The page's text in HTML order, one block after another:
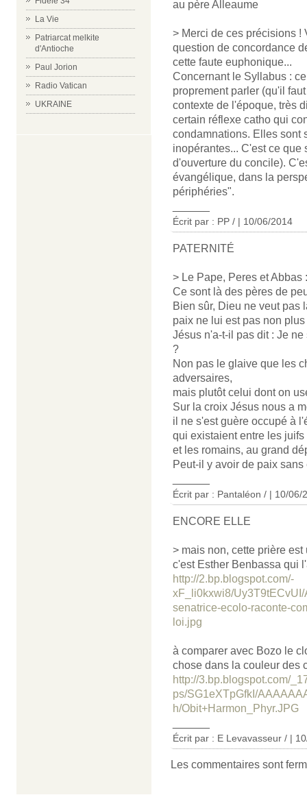
La Vie
Patriarcat melkite
d'Antioche
Paul Jorion
Radio Vatican
UKRAINE
au père Alleaume
> Merci de ces précisions !
question de concordance
cette faute euphonique...
Concernant le Syllabus :
proprement parler (qu'il
contexte de l'époque, très
certain réflexe catho qui
condamnations. Elles sont
inopérantes... C'est ce que
d'ouverture du concile).
évangélique, dans la
périphéries".
Écrit par : PP / | 10/06/2014
PATERNITÉ
> Le Pape, Peres et
Ce sont là des pères de
Bien sûr, Dieu ne veut pas
paix ne lui est pas non
Jésus n'a-t-il pas dit : Je
?
Non pas le glaive que les
adversaires,
mais plutôt celui dont on
Sur la croix Jésus nous a
il ne s'est guère occupé à
qui existaient entre les juifs
et les romains, au grand
Peut-il y avoir de paix
Écrit par : Pantaléon / | 10/06/
ENCORE ELLE
> mais non, cette prière
c'est Esther Benbassa qui
http://2.bp.blogspot.com/-
xF_li0kxwi8/
senatrice-ecolo-raconte-
loi.jpg
à comparer avec Bozo le
chose dans la couleur des
http://3.bp.blogspot.com/
ps/SG1eXTpGfkI/
h/Obit+Harmon_Phyr.JPG
Écrit par : E Levavasseur / |
Les commentaires sont